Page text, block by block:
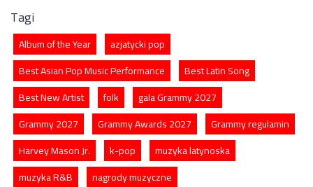
Tagi
Album of the Year
azjatycki pop
Best Asian Pop Music Performance
Best Latin Song
Best New Artist
folk
gala Grammy 2027
Grammy 2027
Grammy Awards 2027
Grammy regulamin
Harvey Mason Jr.
k-pop
muzyka latynoska
muzyka R&B
nagrody muzyczne